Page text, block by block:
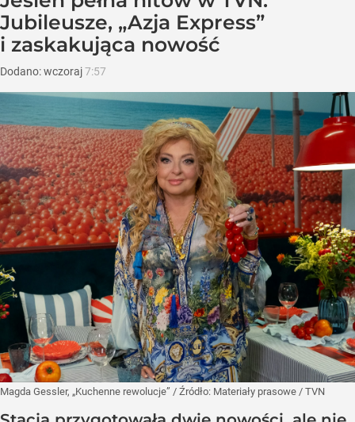
Jubileusze, „Azja Express”
i zaskakująca nowość
Dodano:wczoraj7:57
Magda Gessler, „Kuchenne rewolucje” / Źródło: Materiały prasowe / TVN